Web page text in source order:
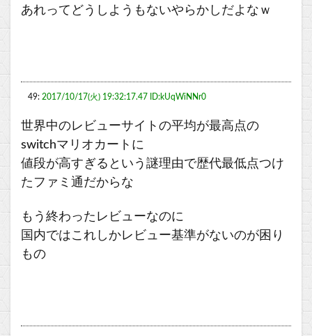
あれってどうしようもないやらかしだよなｗ
49: 2017/10/17(火) 19:32:17.47 ID:kUqWiNNr0
世界中のレビューサイトの平均が最高点の
switchマリオカートに
値段が高すぎるという謎理由で歴代最低点つけ
たファミ通だからな
もう終わったレビューなのに
国内ではこれしかレビュー基準がないのが困り
もの